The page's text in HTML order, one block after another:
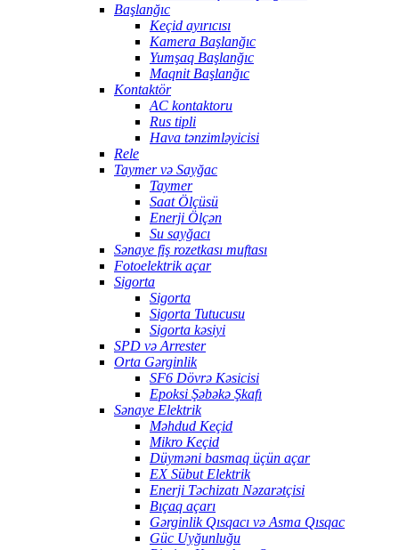
Başlanğıc
Keçid ayırıcısı
Kamera Başlanğıc
Yumşaq Başlanğıc
Maqnit Başlanğıc
Kontaktör
AC kontaktoru
Rus tipli
Hava tənzimləyicisi
Rele
Taymer və Sayğac
Taymer
Saat Ölçüsü
Enerji Ölçən
Su sayğacı
Sənaye fiş rozetkası muftası
Fotoelektrik açar
Sigorta
Sigorta
Sigorta Tutucusu
Sigorta kəsiyi
SPD və Arrester
Orta Gərginlik
SF6 Dövrə Kəsicisi
Epoksi Şəbəkə Şkafı
Sənaye Elektrik
Məhdud Keçid
Mikro Keçid
Düyməni basmaq üçün açar
EX Sübut Elektrik
Enerji Təchizatı Nəzarətçisi
Bıçaq açarı
Gərginlik Qısqacı və Asma Qısqac
Güc Uyğunluğu